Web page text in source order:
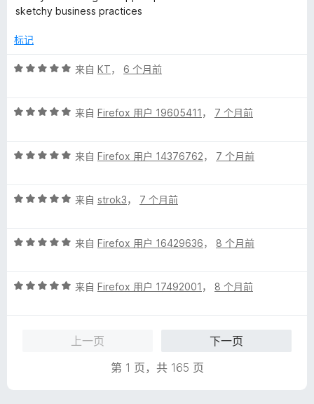
5
5
sketchy business practices
标记
评
/
来自 KT， 6 个月前
评
/
来自 Firefox 用户 19605411 ， 7 个月前
评
/
来自 Firefox 用户 14376762， 7 个月前
评
/
来自 strok3， 7 个月前
评
/
来自 Firefox 用户 16429636， 8 个月前
评
来自 Firefox 用户 17492001 ， 8 个月前
上一页
下一页
第 1 页，共 165 页